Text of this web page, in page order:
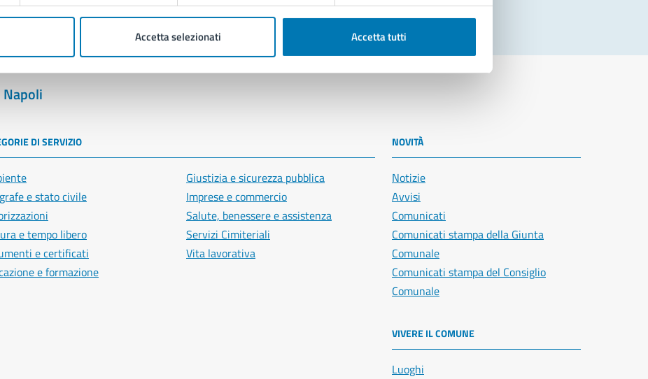
Accetta selezionati Accetta tutti
Napoli
DI SERVIZIO
e stato civile
e tempo libero
e certificati
e formazione
Giustizia e sicurezza pubblica
Imprese e commercio
Salute, benessere e assistenza
Servizi Cimiteriali
Vita lavorativa
NOVITÀ
Notizie
Avvisi
Comunicati
Comunicati stampa della Giunta
Comunale
Comunicati stampa del Consiglio
Comunale
VIVERE IL COMUNE
Luoghi